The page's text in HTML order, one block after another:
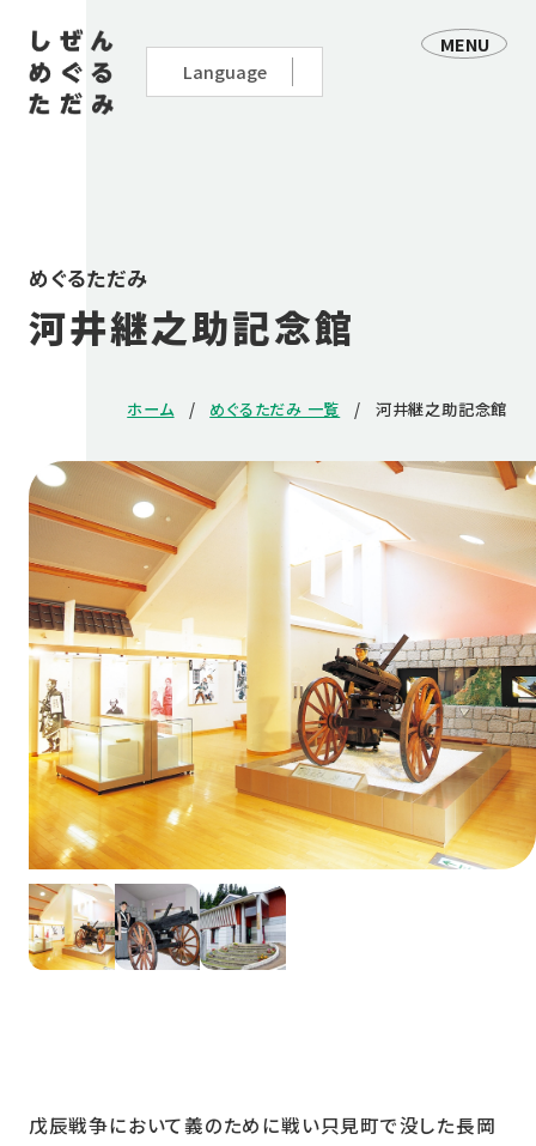
MENU
めぐるただみ
河井継之助記念館
ホーム めぐるただみ 一覧 河井継之助記念館
戊辰戦争において義のために戦い只見町で没した長岡